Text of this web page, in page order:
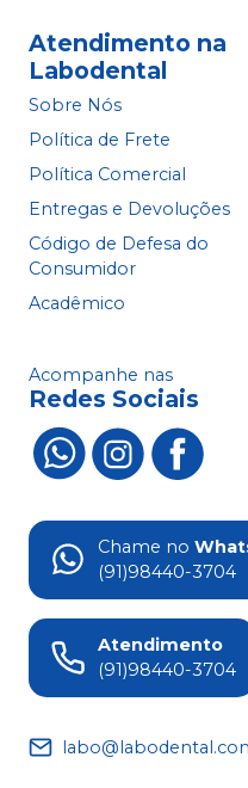
Atendimento na
Labodental
Sobre Nós
Política de Frete
Política Comercial
Entregas e Devoluções
Código de Defesa do
Consumidor
Acadêmico
Acompanhe nas
Redes Sociais
Chame no
(91)98440-3704
Atendimento
(91)98440-3704